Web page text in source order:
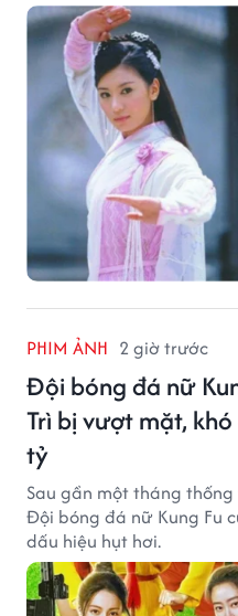
PHIM ẢNH 2 giờ trước
Đội bóng đá nữ
Trì bị vượt mặt,
tỷ
Sau gần một tháng
Đội bóng đá nữ Kung Fu
dấu hiệu hụt hơi.